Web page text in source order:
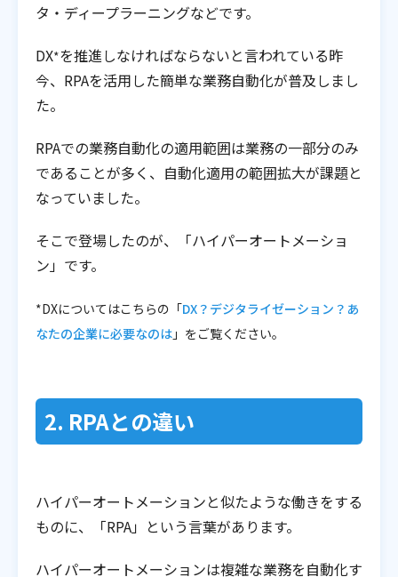
タ・ディープラーニングなどです。
DX*を推進しなければならないと言われている昨
今、RPAを活用した簡単な業務自動化が普及しまし
た。
RPAでの業務自動化の適用範囲は業務の一部分のみ
であることが多く、自動化適用の範囲拡大が課題と
なっていました。
そこで登場したのが、「ハイパーオートメーショ
ン」です。
*DXについてはこちらの「DX？デジタライゼーション？あ
なたの企業に必要なのは 」をご覧ください。
2. RPAとの違い
ハイパーオートメーションと似たような働きをする
ものに、「RPA」という言葉があります。
ハイパーオートメーションは複雑な業務を自動化す